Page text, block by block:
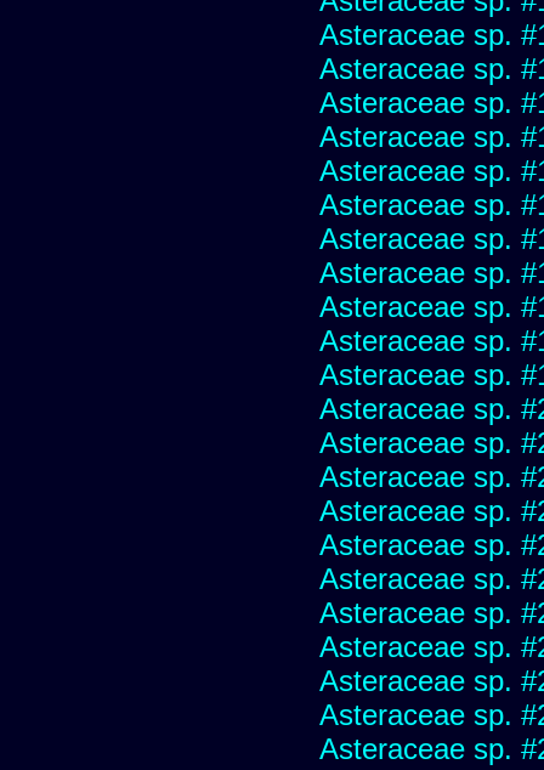
Asteraceae sp.
Asteraceae sp.
Asteraceae sp.
Asteraceae sp.
Asteraceae sp.
Asteraceae sp.
Asteraceae sp.
Asteraceae sp.
Asteraceae sp.
Asteraceae sp.
Asteraceae sp.
Asteraceae sp.
Asteraceae sp.
Asteraceae sp.
Asteraceae sp.
Asteraceae sp.
Asteraceae sp.
Asteraceae sp.
Asteraceae sp.
Asteraceae sp.
Asteraceae sp.
Asteraceae sp.